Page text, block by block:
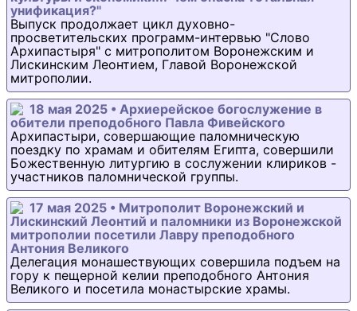
унификация?"
Выпуск продолжает цикл духовно-
просветительских программ-интервью "Слово
Архипастыря" с митрополитом Воронежским и
Лискинским Леонтием, Главой Воронежской
митрополии.
18 мая 2025 • Архиерейское богослужение в
обители преподобного Павла Фивейского
Архипастыри, совершающие паломническую
поездку по храмам и обителям Египта, совершили
Божественную литургию в сослужении клириков -
участников паломнической группы.
17 мая 2025 • Митрополит Воронежский и
Лискинский Леонтий и паломники из Воронежской
митрополии посетили Лавру преподобного
Антония Великого
Делегация монашествующих совершила подъем на
гору к пещерной келии преподобного Антония
Великого и посетила монастырские храмы.